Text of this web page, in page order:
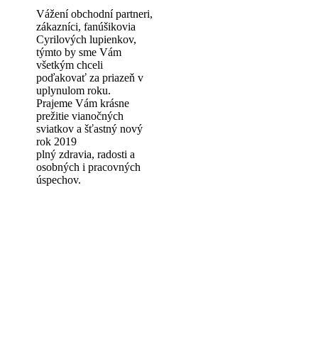
Vážení obchodní partneri,
zákazníci, fanúšikovia
Cyrilových lupienkov,
týmto by sme Vám
všetkým chceli
poďakovať za priazeň v
uplynulom roku.
Prajeme Vám krásne
prežitie vianočných
sviatkov a šťastný nový
rok 2019
plný zdravia, radosti a
osobných i pracovných
úspechov.